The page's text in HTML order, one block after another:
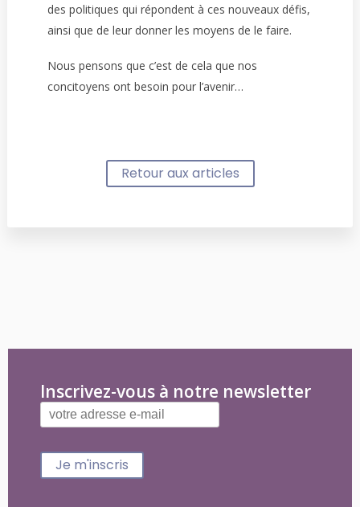
des politiques qui répondent à ces nouveaux défis,
ainsi que de leur donner les moyens de le faire.
Nous pensons que c’est de cela que nos
concitoyens ont besoin pour l’avenir…
Retour aux articles
Inscrivez-vous à notre newsletter
Je m'inscris